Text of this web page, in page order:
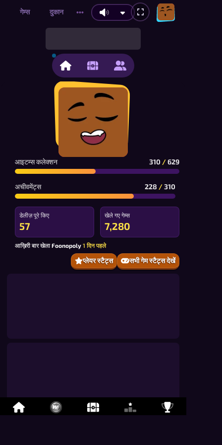
गेम्स दुकान •••
आइटम्स कलेक्शन 310 /629
अचीवमेंट्स 228 /310
डेलीज़ पूरे किए
57
खेले गए गेम्स
7,280
आख़िरी बार खेला Foonopoly 1 दिन पहले
प्लेयर स्टैट्स सभी गेम स्टैट्स देखें